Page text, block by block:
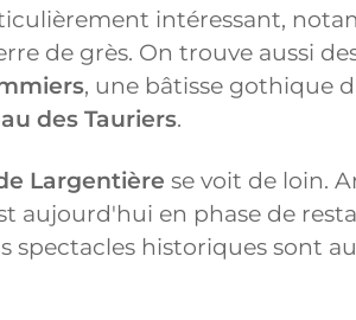
intéressant,
de grès. On trouve aussi
, une bâtisse gothique
des Tauriers.
Largentière se voit de loin.
aujourd'hui en phase de
spectacles historiques sont